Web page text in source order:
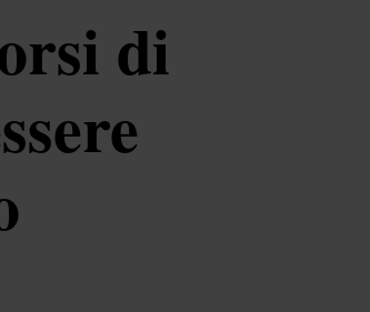
di